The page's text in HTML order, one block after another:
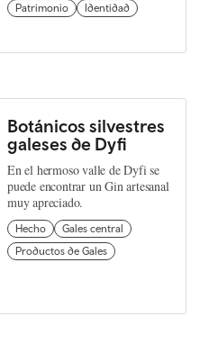
Patrimonio
Identidad
Botánicos silvestres
galeses de Dyfi
En el hermoso valle de Dyfi se
puede encontrar un Gin artesanal
muy apreciado.
Hecho
Gales central
Productos de Gales